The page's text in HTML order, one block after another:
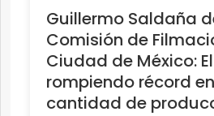
Guillermo Saldaña
Comisión de
Ciudad de México:
rompiendo récord
cantidad de